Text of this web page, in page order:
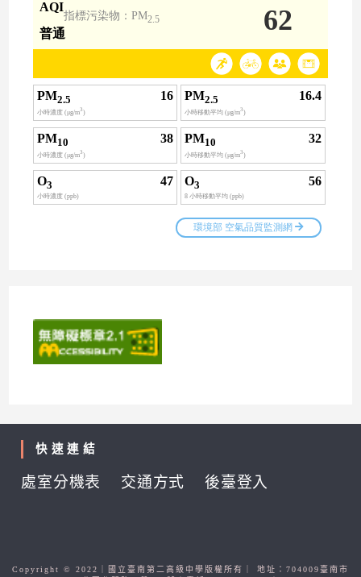
快速連結
處室分機表 交通方式 後臺登入
Copyright © 2022｜國立臺南第二高級中學版權所有｜ 地址：704009臺南市